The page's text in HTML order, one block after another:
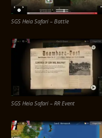
SGS Heia Safari – Battle
SGS Heia Safari – RR Event